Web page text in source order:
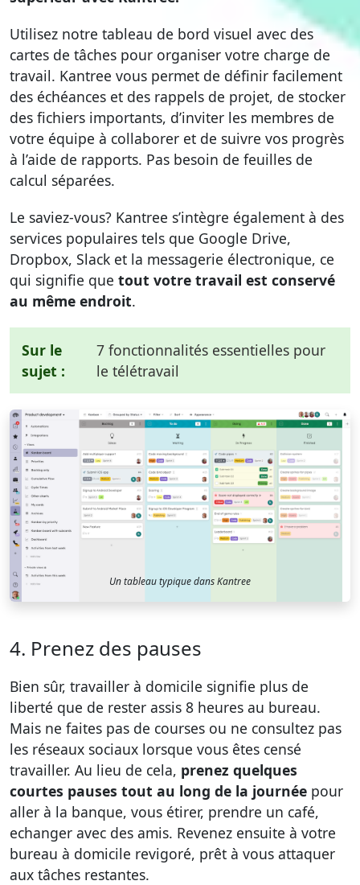
Utilisez notre tableau de bord visuel avec des
cartes de tâches pour organiser votre charge de
travail. Kantree vous permet de définir facilement
des échéances et des rappels de projet, de stocker
des fichiers importants, d’inviter les membres de
votre équipe à collaborer et de suivre vos progrès
à l’aide de rapports. Pas besoin de feuilles de
calcul séparées.
Le saviez-vous? Kantree s’intègre également à des
services populaires tels que Google Drive,
Dropbox, Slack et la messagerie électronique, ce
qui signifie que tout votre travail est conservé
au même endroit.
Sur le
sujet :
7 fonctionnalités essentielles pour
le télétravail
Un tableau typique dans Kantree
4. Prenez des pauses
Bien sûr, travailler à domicile signifie plus de
liberté que de rester assis 8 heures au bureau.
Mais ne faites pas de courses ou ne consultez pas
les réseaux sociaux lorsque vous êtes censé
travailler. Au lieu de cela, prenez quelques
courtes pauses tout au long de la journée pour
aller à la banque, vous étirer, prendre un café,
echanger avec des amis. Revenez ensuite à votre
bureau à domicile revigoré, prêt à vous attaquer
aux tâches restantes.